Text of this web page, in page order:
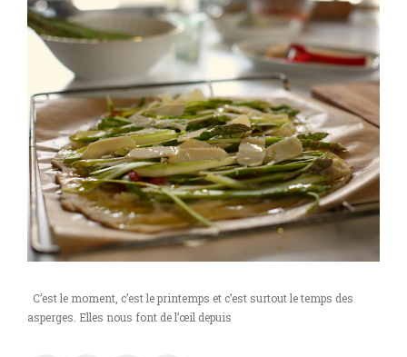
C’est le moment, c’est le printemps et c’est surtout le temps des
asperges. Elles nous font de l’œil depuis